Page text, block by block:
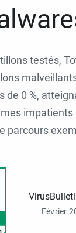
testés,
de 0 %,
impatients
parcours
Février